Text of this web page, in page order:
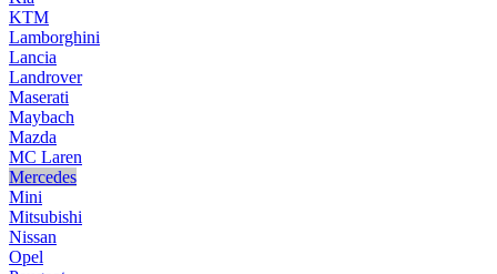
KTM
Lamborghini
Lancia
Landrover
Maserati
Maybach
Mazda
MC Laren
Mercedes
Mini
Mitsubishi
Nissan
Opel